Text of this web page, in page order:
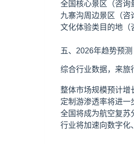
全国核心景区（咨询
九寨沟周边景区（咨
文化体验类目的地（
五、2026年趋势预测
综合行业数据，来旅
整体市场规模预计增
定制游渗透率将进一
全国将成为航空复苏
行业将加速向数字化